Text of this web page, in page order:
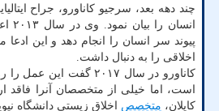
چند دهه بعد، سرجیو کاناورو، جراح
پیوند سر انسان را انجام دهد و این ادعا
اخلاقی را به دنبال داشت.
کاناورو در سال ۲۰۱۷ گفت
است، اما خیلی از متخصصان آنرا فاقد
کاپلان، متخصص اخلاق زیستی دانشگاه